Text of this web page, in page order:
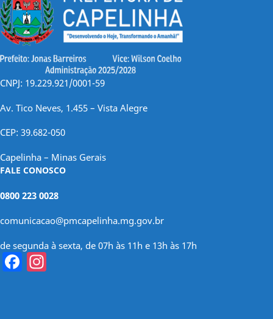
CNPJ: 19.229.921/0001-59
Av. Tico Neves, 1.455 – Vista Alegre
CEP: 39.682-050
Capelinha – Minas Gerais
FALE CONOSCO
0800 223 0028
comunicacao@pmcapelinha.mg.gov.br
de segunda à sexta, de 07h às 11h e 13h às 17h
Facebook